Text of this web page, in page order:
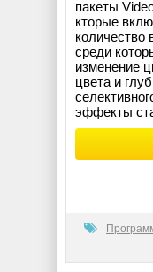
пакеты
кторые
среди
изменение
цвета и
эффекты